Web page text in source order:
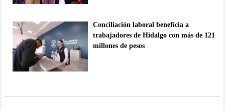
Conciliación laboral beneficia a
trabajadores de Hidalgo con más de 121
millones de pesos